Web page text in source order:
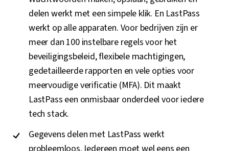
delen werkt met een simpele klik. En LastPass
werkt op alle apparaten. Voor bedrijven zijn er
meer dan 100 instelbare regels voor het
beveiligingsbeleid, flexibele machtigingen,
gedetailleerde rapporten en vele opties voor
meervoudige verificatie (MFA). Dit maakt
LastPass een onmisbaar onderdeel voor iedere
tech stack.
Gegevens delen met LastPass werkt